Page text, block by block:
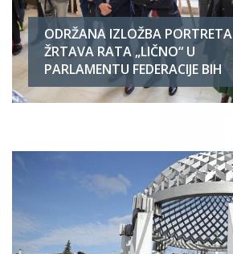
ODRŽANA IZLOŽBA PORTRETA
ŽRTAVA RATA „LIČNO“ U
PARLAMENTU FEDERACIJE BIH